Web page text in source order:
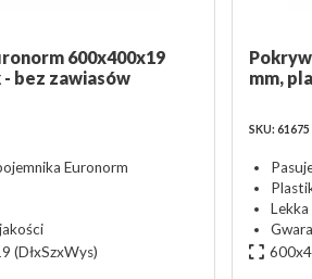
600x400x19
bez zawiasów
Euronorm
(DłxSzxWys)
mm,
SKU: 61675
Lekka